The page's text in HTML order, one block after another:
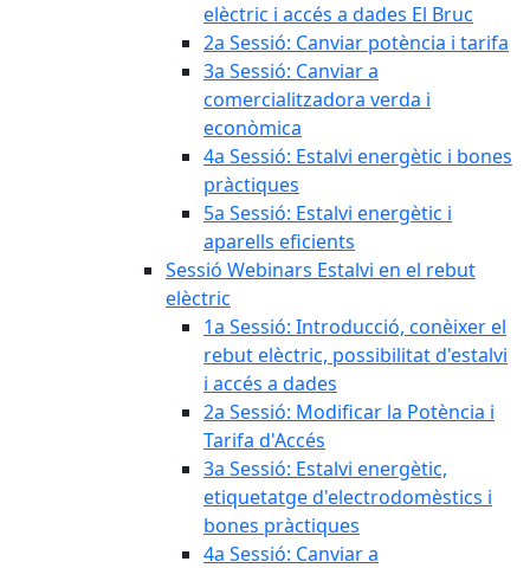
elèctric i accés a dades El Bruc
2a Sessió: Canviar potència i tarifa
3a Sessió: Canviar a
comercialitzadora verda i
econòmica
4a Sessió: Estalvi energètic i bones
pràctiques
5a Sessió: Estalvi energètic i
aparells eficients
Sessió Webinars Estalvi en el rebut
elèctric
1a Sessió: Introducció, conèixer el
rebut elèctric, possibilitat d'estalvi
i accés a dades
2a Sessió: Modificar la Potència i
Tarifa d'Accés
3a Sessió: Estalvi energètic,
etiquetatge d'electrodomèstics i
bones pràctiques
4a Sessió: Canviar a